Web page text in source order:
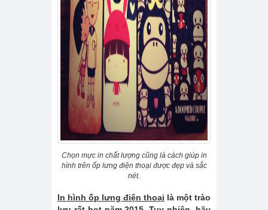
Chọn mực in chất lượng cũng là cách giúp in
hình trên ốp lưng điện thoại được đẹp và sắc
nét.
In hình ốp lưng điện thoại là một trào